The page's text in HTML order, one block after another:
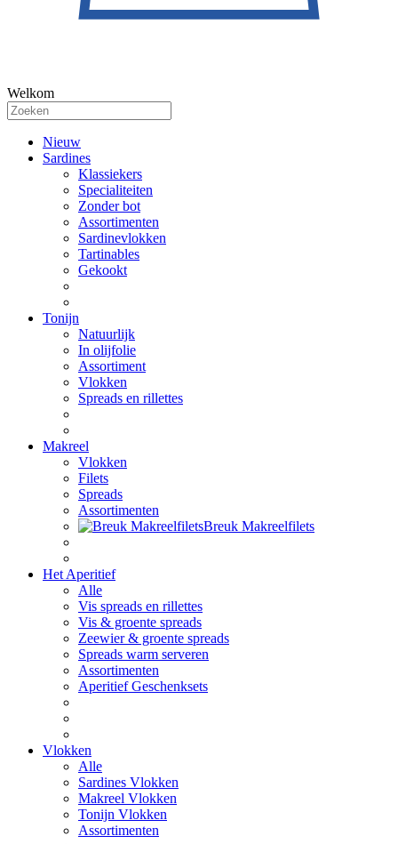
Welkom
Nieuw
Sardines
Klassiekers
Specialiteiten
Zonder bot
Assortimenten
Sardinevlokken
Tartinables
Gekookt
Tonijn
Natuurlijk
In olijfolie
Assortiment
Vlokken
Spreads en rillettes
Makreel
Vlokken
Filets
Spreads
Assortimenten
Breuk Makreelfilets
Het Aperitief
Alle
Vis spreads en rillettes
Vis & groente spreads
Zeewier & groente spreads
Spreads warm serveren
Assortimenten
Aperitief Geschenksets
Vlokken
Alle
Sardines Vlokken
Makreel Vlokken
Tonijn Vlokken
Assortimenten